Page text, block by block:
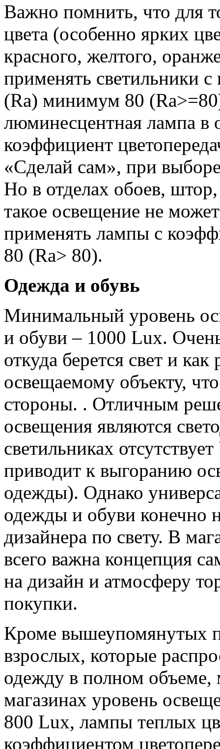
Важно помнить, что для
цвета (особенно ярких
красного, желтого,
применять светильники
(Ra) минимум 80
люминесцентная лампа в
коэффициент
«Сделай сам», при
Но в отделах обоев,
такое освещение не
применять лампы с
80 (Ra> 80).
Одежда и обувь
Минимальный уровень
и обуви – 1000 Lux.
откуда берется свет и как
освещаемому объекту,
стороны. . Отличным
освещения являются
светильниках
приводит к выгоранию
одежды). Однако
одежды и обуви конечно
дизайнера по свету. В
всего важна концепция
на дизайн и атмосферу
покупки.
Кроме вышеупомянутых
взрослых, которые
одежду в полном объеме,
магазинах уровень
800 Lux, лампы теплых
коэффициентом